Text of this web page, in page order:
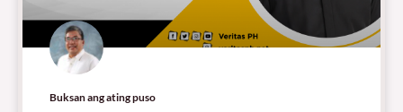
Buksan ang ating puso